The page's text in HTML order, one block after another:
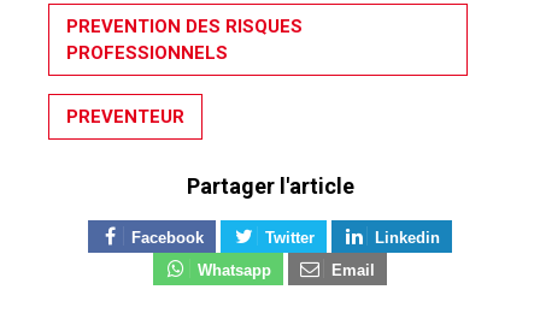
PREVENTION DES RISQUES
PROFESSIONNELS
PREVENTEUR
Partager l'article
Facebook Twitter
Linkedin
Whatsapp
Email